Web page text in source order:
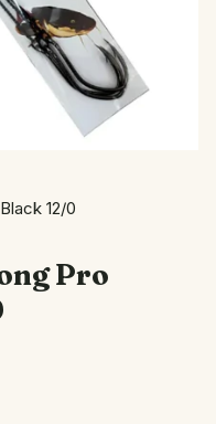
12/0
Pro